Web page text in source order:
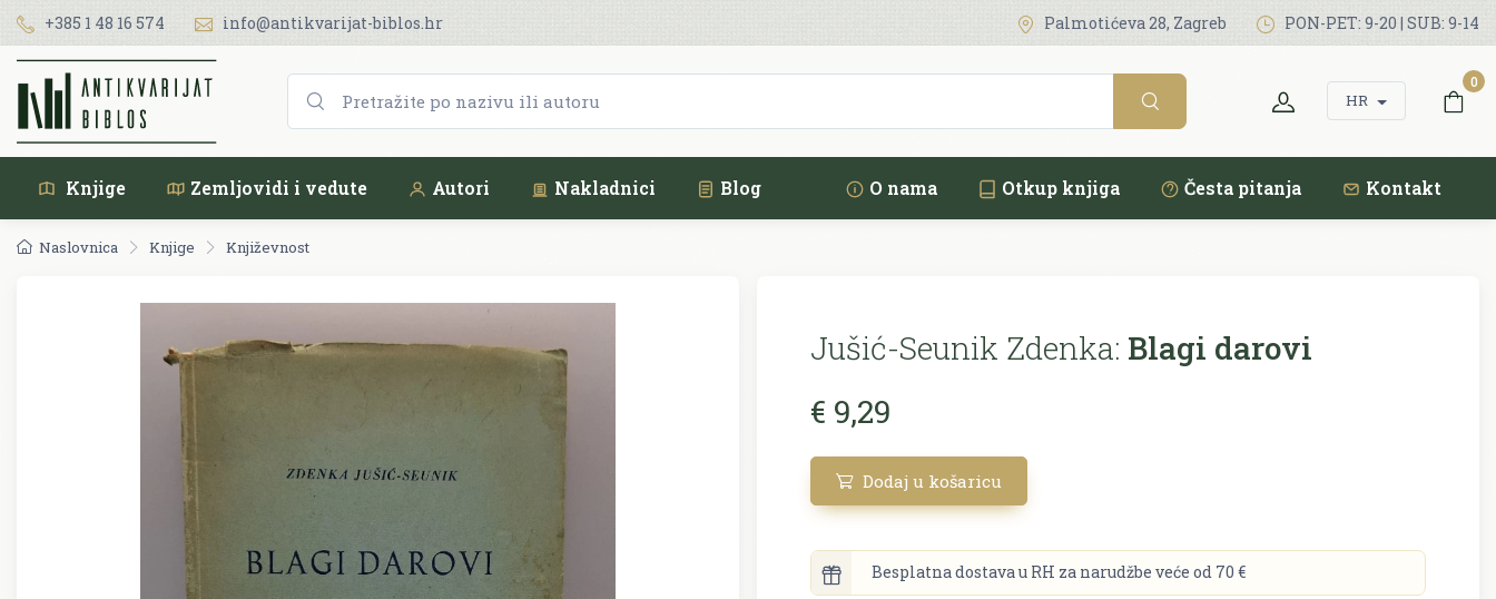
+385 1 48 16 574 info@antikvarijat-biblos.hr Palmotićeva 28, Zagreb PON-PET: 9-20 | SUB: 9-14
HR
0
Knjige Zemljovidi i vedute Autori Nakladnici Blog O nama Otkup knjiga Česta pitanja Kontakt
Naslovnica Knjige Književnost
Jušić-Seunik Zdenka: Blagi darovi
€ 9,29
Dodaj u košaricu
Besplatna dostava u RH za narudžbe veće od 70 €